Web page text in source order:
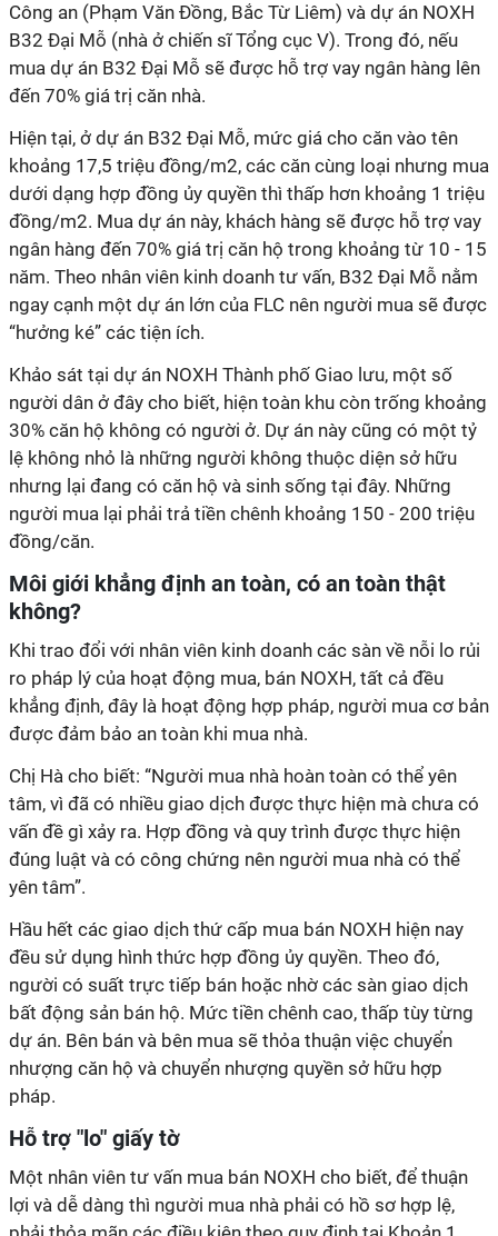
Công an (Phạm Văn Đồng, Bắc Từ Liêm) và dự án NOXH
B32 Đại Mỗ (nhà ở chiến sĩ Tổng cục V). Trong đó, nếu
mua dự án B32 Đại Mỗ sẽ được hỗ trợ vay ngân hàng lên
đến 70% giá trị căn nhà.
Hiện tại, ở dự án B32 Đại Mỗ, mức giá cho căn vào tên
khoảng 17,5 triệu đồng/m2, các căn cùng loại nhưng mua
dưới dạng hợp đồng ủy quyền thì thấp hơn khoảng 1 triệu
đồng/m2. Mua dự án này, khách hàng sẽ được hỗ trợ vay
ngân hàng đến 70% giá trị căn hộ trong khoảng từ 10 - 15
năm. Theo nhân viên kinh doanh tư vấn, B32 Đại Mỗ nằm
ngay cạnh một dự án lớn của FLC nên người mua sẽ được
“hưởng ké” các tiện ích.
Khảo sát tại dự án NOXH Thành phố Giao lưu, một số
người dân ở đây cho biết, hiện toàn khu còn trống khoảng
30% căn hộ không có người ở. Dự án này cũng có một tỷ
lệ không nhỏ là những người không thuộc diện sở hữu
nhưng lại đang có căn hộ và sinh sống tại đây. Những
người mua lại phải trả tiền chênh khoảng 150 - 200 triệu
đồng/căn.
Môi giới khẳng định an toàn, có an toàn thật
không?
Khi trao đổi với nhân viên kinh doanh các sàn về nỗi lo rủi
ro pháp lý của hoạt động mua, bán NOXH, tất cả đều
khẳng định, đây là hoạt động hợp pháp, người mua cơ bản
được đảm bảo an toàn khi mua nhà.
Chị Hà cho biết: “Người mua nhà hoàn toàn có thể yên
tâm, vì đã có nhiều giao dịch được thực hiện mà chưa có
vấn đề gì xảy ra. Hợp đồng và quy trình được thực hiện
đúng luật và có công chứng nên người mua nhà có thể
yên tâm”.
Hầu hết các giao dịch thứ cấp mua bán NOXH hiện nay
đều sử dụng hình thức hợp đồng ủy quyền. Theo đó,
người có suất trực tiếp bán hoặc nhờ các sàn giao dịch
bất động sản bán hộ. Mức tiền chênh cao, thấp tùy từng
dự án. Bên bán và bên mua sẽ thỏa thuận việc chuyển
nhượng căn hộ và chuyển nhượng quyền sở hữu hợp
pháp.
Hỗ trợ "lo" giấy tờ
Một nhân viên tư vấn mua bán NOXH cho biết, để thuận
lợi và dễ dàng thì người mua nhà phải có hồ sơ hợp lệ,